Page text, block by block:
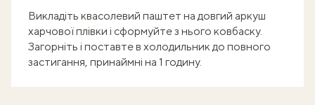
Викладіть квасолевий паштет на довгий аркуш
харчової плівки і сформуйте з нього ковбаску.
Загорніть і поставте в холодильник до повного
застигання, принаймні на 1 годину.